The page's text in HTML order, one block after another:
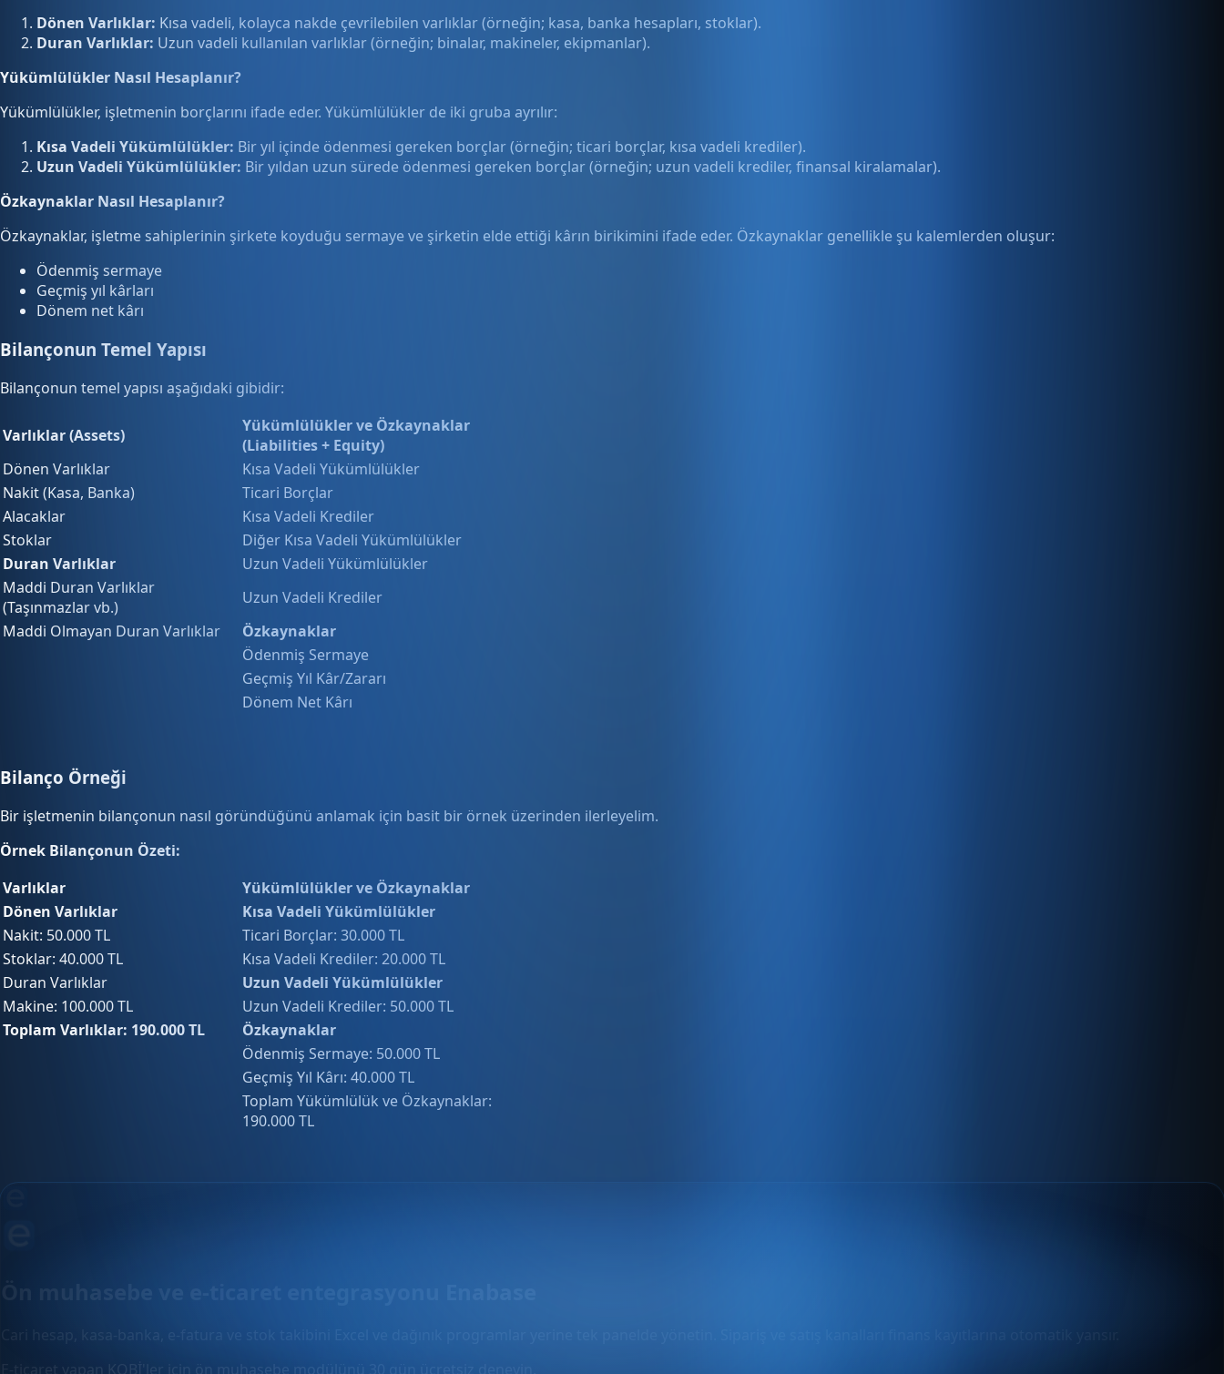
Dönen Varlıklar: Kısa vadeli, kolayca nakde çevrilebilen varlıklar (örneğin; kasa, banka hesapları, stoklar).
Duran Varlıklar: Uzun vadeli kullanılan varlıklar (örneğin; binalar, makineler, ekipmanlar).
Yükümlülükler Nasıl Hesaplanır?
Yükümlülükler, işletmenin borçlarını ifade eder. Yükümlülükler de iki gruba ayrılır:
Kısa Vadeli Yükümlülükler: Bir yıl içinde ödenmesi gereken borçlar (örneğin; ticari borçlar, kısa vadeli krediler).
Uzun Vadeli Yükümlülükler: Bir yıldan uzun sürede ödenmesi gereken borçlar (örneğin; uzun vadeli krediler, finansal kiralamalar).
Özkaynaklar Nasıl Hesaplanır?
Özkaynaklar, işletme sahiplerinin şirkete koyduğu sermaye ve şirketin elde ettiği kârın birikimini ifade eder. Özkaynaklar genellikle şu kalemlerden oluşur:
Ödenmiş sermaye
Geçmiş yıl kârları
Dönem net kârı
Bilançonun Temel Yapısı
Bilançonun temel yapısı aşağıdaki gibidir:
Varlıklar (Assets)
Yükümlülükler ve Özkaynaklar
(Liabilities + Equity)
Dönen Varlıklar
Kısa Vadeli Yükümlülükler
Nakit (Kasa, Banka)
Ticari Borçlar
Alacaklar
Kısa Vadeli Krediler
Stoklar
Diğer Kısa Vadeli Yükümlülükler
Duran Varlıklar
Uzun Vadeli Yükümlülükler
Maddi Duran Varlıklar
(Taşınmazlar vb.)
Uzun Vadeli Krediler
Maddi Olmayan Duran Varlıklar
Özkaynaklar
Ödenmiş Sermaye
Geçmiş Yıl Kâr/Zararı
Dönem Net Kârı
Bilanço Örneği
Bir işletmenin bilançonun nasıl göründüğünü anlamak için basit bir örnek üzerinden ilerleyelim.
Örnek Bilançonun Özeti:
Varlıklar
Yükümlülükler ve Özkaynaklar
Dönen Varlıklar
Kısa Vadeli Yükümlülükler
Nakit: 50.000 TL
Ticari Borçlar: 30.000 TL
Stoklar: 40.000 TL
Kısa Vadeli Krediler: 20.000 TL
Duran Varlıklar
Uzun Vadeli Yükümlülükler
Makine: 100.000 TL
Uzun Vadeli Krediler: 50.000 TL
Toplam Varlıklar: 190.000 TL
Özkaynaklar
Ödenmiş Sermaye: 50.000 TL
Geçmiş Yıl Kârı: 40.000 TL
Toplam Yükümlülük ve Özkaynaklar:
190.000 TL
E-ticaret yapan KOBİ'ler için ön muhasebe modülünü 30 gün ücretsiz deneyin.